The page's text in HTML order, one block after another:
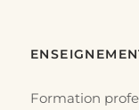
Formation